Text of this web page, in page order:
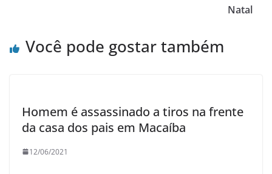
Natal
Você pode gostar também
Homem é assassinado a tiros na frente
da casa dos pais em Macaíba
12/06/2021